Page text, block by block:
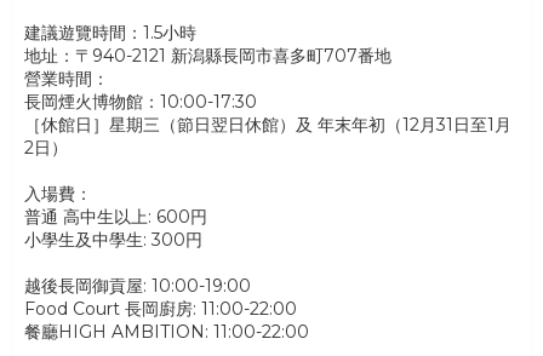
建議遊覽時間：1.5小時
地址：〒940-2121 新潟縣長岡市喜多町707番地
營業時間：
長岡煙火博物館：10:00-17:30
［休館日］星期三（節日翌日休館）及 年末年初（12月31日至1月
2日）
入場費：
普通 高中生以上: 600円
小學生及中學生: 300円
越後長岡御貢屋: 10:00-19:00
Food Court 長岡廚房: 11:00-22:00
餐廳HIGH AMBITION: 11:00-22:00